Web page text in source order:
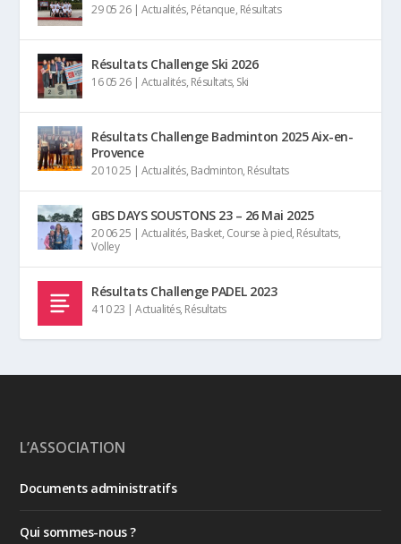
29 05 26| Actualités, Pétanque, Résultats
Résultats Challenge Ski 2026
16 05 26| Actualités, Résultats, Ski
Résultats Challenge Badminton 2025 Aix-en-
Provence
20 10 25 | Actualités, Badminton, Résultats
GBS DAYS SOUSTONS 23 – 26 Mai 2025
20 06 25 | Actualités, Basket, Course à pied, Résultats,
Volley
Résultats Challenge PADEL 2023
4 10 23 |Actualités, Résultats
L’ASSOCIATION
Documents administratifs
Qui sommes-nous ?